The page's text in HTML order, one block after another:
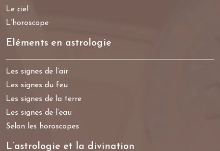
Le ciel
L’horoscope
Eléments en astrologie
Les signes de l’air
Les signes du feu
Les signes de la terre
Les signes de l’eau
Selon les horoscopes
L’astrologie et la divination